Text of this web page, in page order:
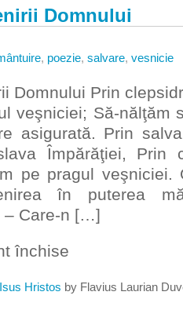
Domnului
, poezie, salvare, vesnicie
Domnului Prin
veşniciei; Să-nălţăm
asigurată. Prin
Împărăţiei, Prin
pe pragul
în puterea
– Care-n […]
închise
revenirii
Domnului
Isus Hristos by Flavius Laurian